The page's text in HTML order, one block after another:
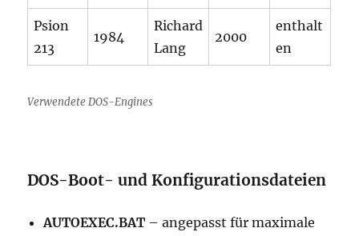
Psion
213
1984
Richard
Lang
2000
enthalt
en
Verwendete DOS-Engines
DOS-Boot- und Konfigurationsdateien
AUTOEXEC.BAT – angepasst für maximale